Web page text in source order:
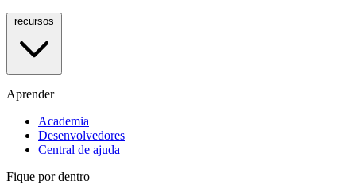
Aprender
Academia
Desenvolvedores
Central de ajuda
Fique por dentro